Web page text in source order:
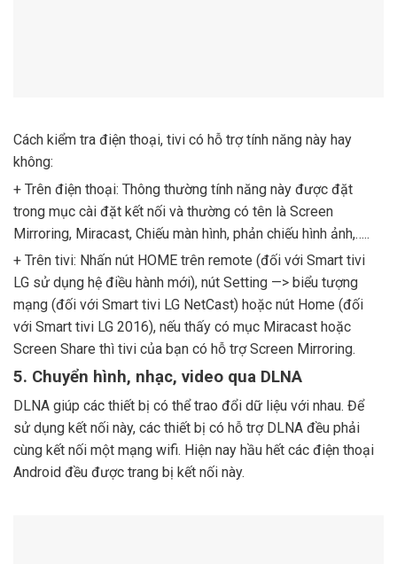
Cách kiểm tra điện thoại, tivi có hỗ trợ tính năng này hay
không:
+ Trên điện thoại: Thông thường tính năng này được đặt
trong mục cài đặt kết nối và thường có tên là Screen
Mirroring, Miracast, Chiếu màn hình, phản chiếu hình ảnh,…..
+ Trên tivi: Nhấn nút HOME trên remote (đối với Smart tivi
LG sử dụng hệ điều hành mới), nút Setting —> biểu tượng
mạng (đối với Smart tivi LG NetCast) hoặc nút Home (đối
với Smart tivi LG 2016), nếu thấy có mục Miracast hoặc
Screen Share thì tivi của bạn có hỗ trợ Screen Mirroring.
5. Chuyển hình, nhạc, video qua DLNA
DLNA giúp các thiết bị có thể trao đổi dữ liệu với nhau. Để
sử dụng kết nối này, các thiết bị có hỗ trợ DLNA đều phải
cùng kết nối một mạng wifi. Hiện nay hầu hết các điện thoại
Android đều được trang bị kết nối này.